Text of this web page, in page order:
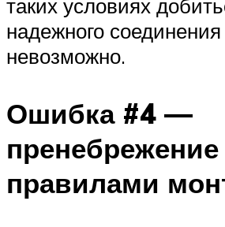
таких условиях
надежного соединения
невозможно.
Ошибка #4 —
пренебрежение
правилами